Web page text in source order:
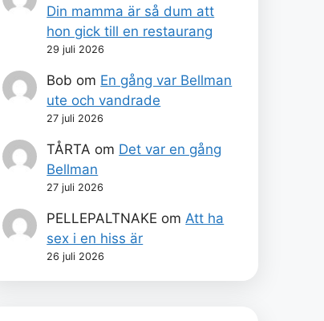
Din mamma är så dum att
hon gick till en restaurang
29 juli 2026
Bob om En gång var Bellman
ute och vandrade
27 juli 2026
TÅRTA om Det var en gång
Bellman
27 juli 2026
PELLEPALTNAKE om Att ha
sex i en hiss är
26 juli 2026